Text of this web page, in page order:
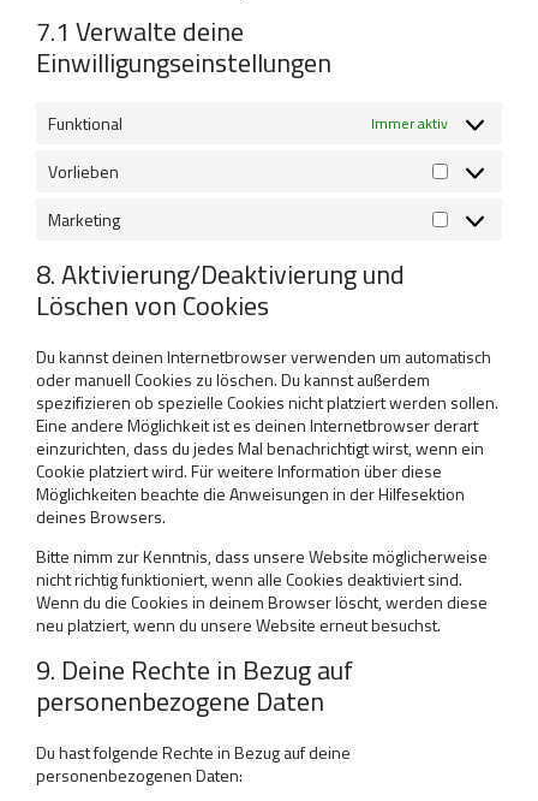
7.1 Verwalte deine
Einwilligungseinstellungen
Funktional Immer aktiv
Vorlieben
Vorlieben
Marketing
Marketing
8. Aktivierung/Deaktivierung und
Löschen von Cookies
Du kannst deinen Internetbrowser verwenden um automatisch
oder manuell Cookies zu löschen. Du kannst außerdem
spezifizieren ob spezielle Cookies nicht platziert werden sollen.
Eine andere Möglichkeit ist es deinen Internetbrowser derart
einzurichten, dass du jedes Mal benachrichtigt wirst, wenn ein
Cookie platziert wird. Für weitere Information über diese
Möglichkeiten beachte die Anweisungen in der Hilfesektion
deines Browsers.
Bitte nimm zur Kenntnis, dass unsere Website möglicherweise
nicht richtig funktioniert, wenn alle Cookies deaktiviert sind.
Wenn du die Cookies in deinem Browser löscht, werden diese
neu platziert, wenn du unsere Website erneut besuchst.
9. Deine Rechte in Bezug auf
personenbezogene Daten
Du hast folgende Rechte in Bezug auf deine
personenbezogenen Daten: